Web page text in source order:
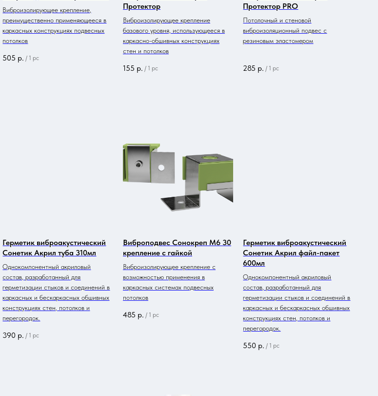
Виброизолирующее крепление,
преимущественно применяющееся в
каркасных конструкциях подвесных
потолков
505 р. / 1 pc
Протектор
Виброизолирующее крепление
базового уровня, использующееся в
каркасно-обшивных конструкциях
стен и потолков
155 р. / 1 pc
Протектор PRO
Потолочный и стеновой
виброизоляционный подвес с
резиновым эластомером
285 р. / 1 pc
Герметик виброакустический
Сонетик Акрил туба 310мл
Однокомпонентный акриловый
состав, разработанный для
герметизации стыков и соединений в
каркасных и бескаркасных обшивных
конструкциях стен, потолков и
перегородок.
390 р. / 1 pc
Виброподвес Сонокреп М6 30
крепление с гайкой
Виброизолирующее крепление с
возможностью применения в
каркасных системах подвесных
потолков
485 р. / 1 pc
Герметик виброакустический
Сонетик Акрил файл-пакет
600мл
Однокомпонентный акриловый
состав, разработанный для
герметизации стыков и соединений в
каркасных и бескаркасных обшивных
конструкциях стен, потолков и
перегородок.
550 р. / 1 pc